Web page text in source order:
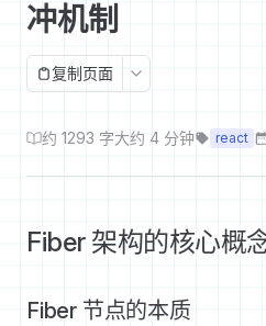
冲机制
复制页面
约 1293 字大约 4 分钟 react
Fiber 架构的核心概
Fiber 节点的本质